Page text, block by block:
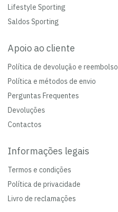
Lifestyle Sporting
Saldos Sporting
Apoio ao cliente
Política de devolução e reembolso
Política e métodos de envio
Perguntas Frequentes
Devoluções
Contactos
Informações legais
Termos e condições
Política de privacidade
Livro de reclamações